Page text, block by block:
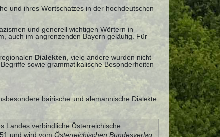
und ihres Wortschatzes in der hochdeutschen
und generell wichtigen Wörtern in
auch im angrenzenden Bayern geläufig. Für
Dialekten , viele andere wurden nicht-
sowie grammatikalische Besonderheiten
bairische und alemannische Dialekte.
Landes verbindliche Österreichische
und wird vom Österreichischen Bundesverlag